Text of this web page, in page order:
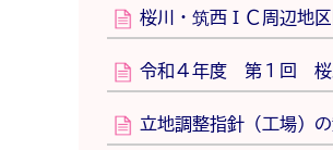
桜川・筑西ＩＣ周辺地
令和４年度 第１回 桜
立地調整指針（工場）